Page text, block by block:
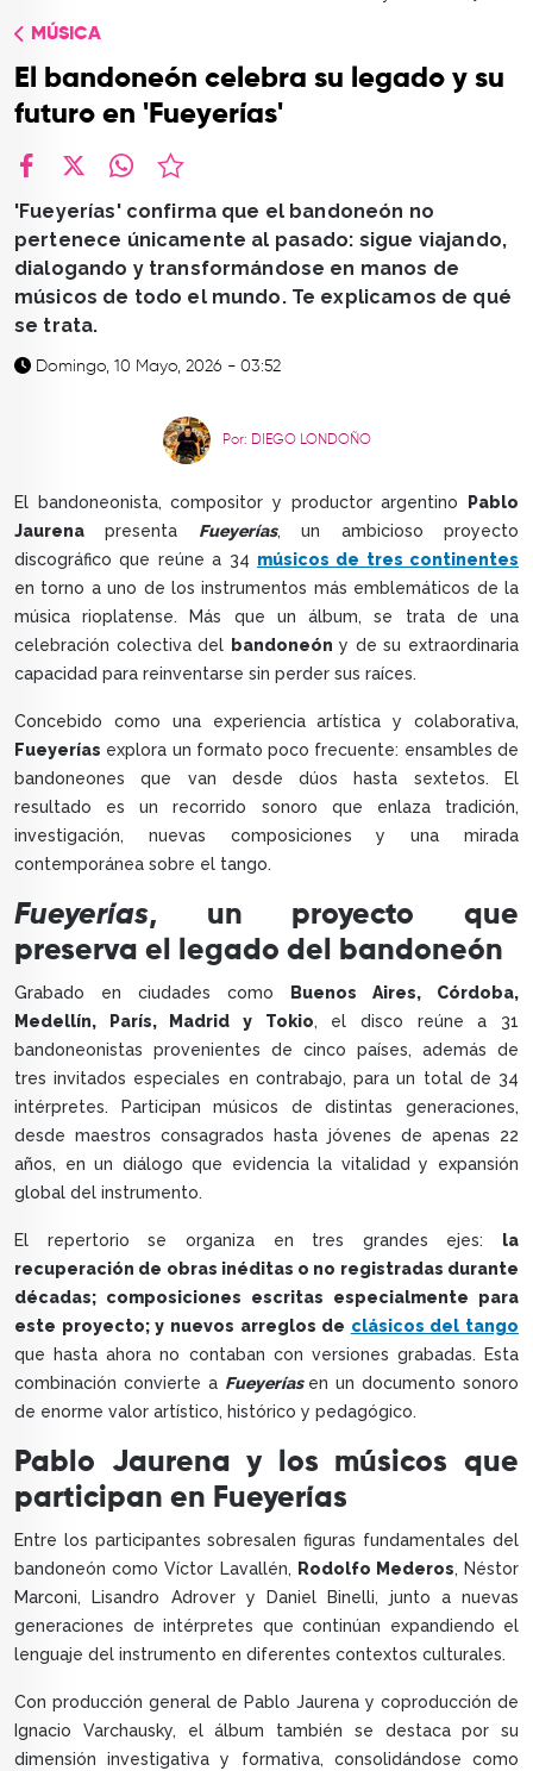
CONTACTO
MÚSICA
El bandoneón celebra su legado y su
futuro en 'Fueyerías'
'Fueyerías' confirma que el bandoneón no
pertenece únicamente al pasado: sigue viajando,
dialogando y transformándose en manos de
músicos de todo el mundo. Te explicamos de qué
se trata.
Domingo, 10 Mayo, 2026 - 03:52
Por: DIEGO LONDOÑO
El bandoneonista, compositor y productor argentino
Pablo
Jaurena presenta Fueyerías, un ambicioso proyecto
discográfico que reúne a 34 músicos de tres continentes
en torno a uno de los instrumentos más emblemáticos de la
música rioplatense. Más que un álbum, se trata de una
celebración colectiva del bandoneón y de su extraordinaria
capacidad para reinventarse sin perder sus raíces.
Concebido como una experiencia artística y colaborativa,
Fueyerías explora un formato poco frecuente: ensambles de
bandoneones que van desde dúos hasta sextetos. El
resultado es un recorrido sonoro que enlaza tradición,
investigación, nuevas composiciones y una mirada
contemporánea sobre el tango.
Fueyerías, un proyecto que
preserva el legado del bandoneón
Grabado en ciudades como
Buenos Aires, Córdoba,
Medellín, París, Madrid y Tokio, el disco reúne a 31
bandoneonistas provenientes de cinco países, además de
tres invitados especiales en contrabajo, para un total de 34
intérpretes. Participan músicos de distintas generaciones,
desde maestros consagrados hasta jóvenes de apenas 22
años, en un diálogo que evidencia la vitalidad y expansión
global del instrumento.
El repertorio se organiza en tres grandes ejes: la
recuperación de obras inéditas o no registradas durante
décadas; composiciones escritas especialmente para
este proyecto; y nuevos arreglos de clásicos del tango
que hasta ahora no contaban con versiones grabadas. Esta
combinación convierte a Fueyerías en un documento sonoro
de enorme valor artístico, histórico y pedagógico.
Pablo Jaurena y los músicos que
participan en Fueyerías
Entre los participantes sobresalen figuras fundamentales del
bandoneón como Víctor Lavallén, Rodolfo Mederos, Néstor
Marconi, Lisandro Adrover y Daniel Binelli, junto a nuevas
generaciones de intérpretes que continúan expandiendo el
lenguaje del instrumento en diferentes contextos culturales.
Con producción general de Pablo Jaurena y coproducción de
Ignacio Varchausky, el álbum también se destaca por su
dimensión investigativa y formativa, consolidándose como